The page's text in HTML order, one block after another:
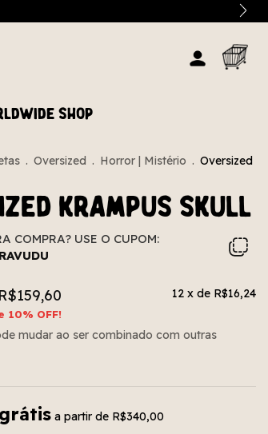
SHOP
. Oversized . Horror | Mistério . Oversized
Krampus Skull
COMPRA? USE O CUPOM:
R$159,60
10% OFF!
12 x de R$16,24
mudar ao ser combinado com outras
a partir de R$340,00